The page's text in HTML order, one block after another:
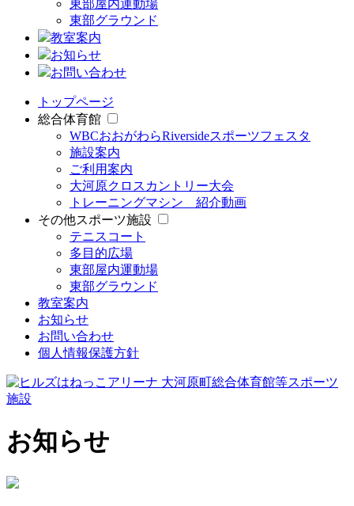
東部屋内運動場
東部グラウンド
教室案内
お知らせ
お問い合わせ
トップページ
総合体育館
WBCおおがわらRiversideスポーツフェスタ
施設案内
ご利用案内
大河原クロスカントリー大会
トレーニングマシン 紹介動画
その他スポーツ施設
テニスコート
多目的広場
東部屋内運動場
東部グラウンド
教室案内
お知らせ
お問い合わせ
個人情報保護方針
お知らせ